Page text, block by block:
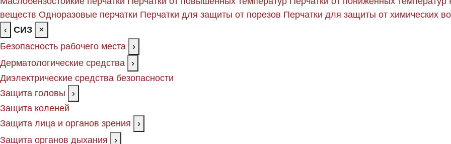
веществ Одноразовые перчатки Перчатки для защиты от порезов Перчатки для защиты от химических
‹
СИЗ
×
Безопасность рабочего места
›
Дерматологические средства
›
Диэлектрические средства безопасности
Защита головы
›
Защита коленей
Защита лица и органов зрения
›
Защита органов дыхания
›